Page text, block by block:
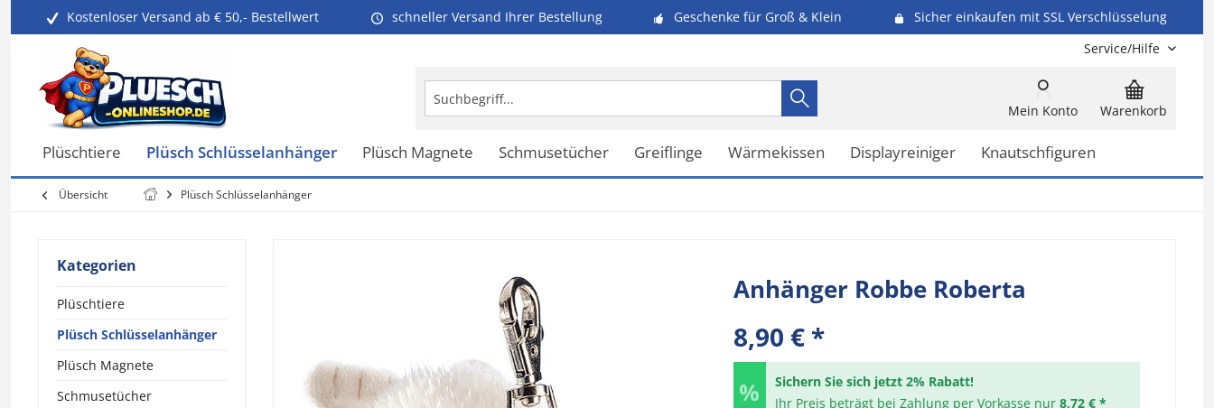
Kostenloser Versand ab € 50,- Bestellwert schneller Versand Ihrer Bestellung Geschenke für Groß & Klein
Sicher einkaufen mit SSL Verschlüsselung
Service/Hilfe
Warenkorb
Mein Konto
Plüschtiere Plüsch Schlüsselanhänger Plüsch Magnete Schmusetücher Greiflinge Wärmekissen Displayreiniger Knautschfiguren
Übersicht Plüsch Schlüsselanhänger
Kategorien
Plüschtiere
Plüsch Schlüsselanhänger
Plüsch Magnete
Schmusetücher
Anhänger Robbe Roberta
8,90 € *
Sichern Sie sich jetzt 2% Rabatt!
Ihr Preis beträgt bei Zahlung per Vorkasse nur 8,72 € *